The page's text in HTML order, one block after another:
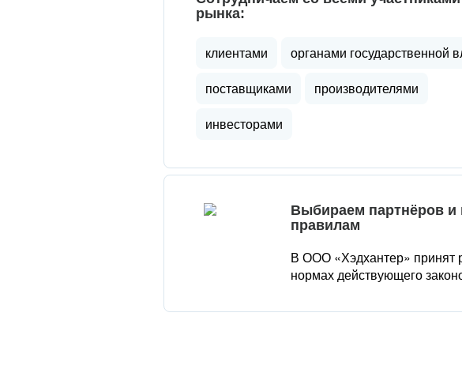
рынка:
клиентами
органами государственной
поставщиками
производителями
инвесторами
Выбираем партнёров и
правилам
В ООО «Хэдхантер» принят
нормах действующего